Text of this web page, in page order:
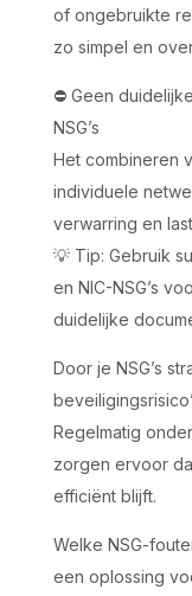
of ongebruikte
zo simpel en
⛔️ Geen
NSG’s
Het combineren
individuele
verwarring en
💡 Tip: Gebruik
en NIC-NSG’s
duidelijke
Door je NSG’s
Regelmatig
zorgen ervoor
efficiënt blijft.
Welke NSG-
een oplossing